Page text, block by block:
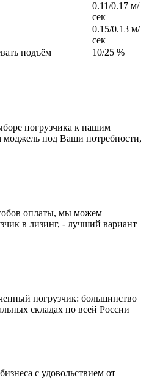
0.11/0.17 м/
сек
0.15/0.13 м/
сек
подъём
10/25 %
погрузчика к нашим
под Ваши потребности,
оплаты, мы можем
в лизинг, - лучший вариант
погрузчик: большинство
складах по всей России
с удовольствием от